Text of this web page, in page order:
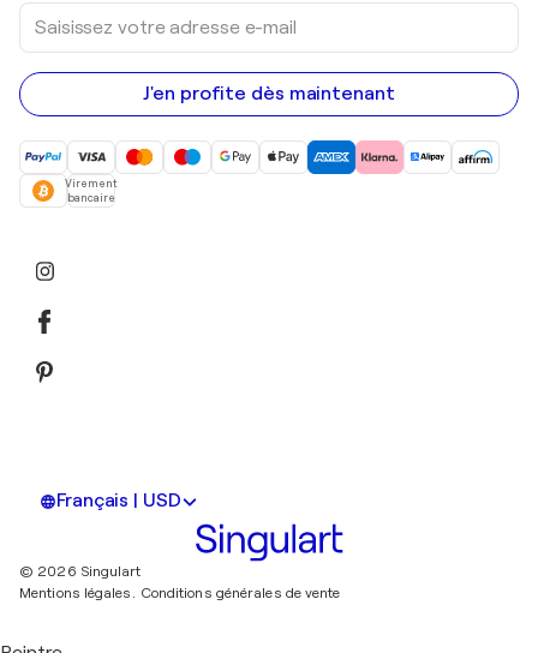
Saisissez
votre
adresse
e-
mail
J'en profite dès maintenant
Virement
bancaire
Français | USD
© 2026 Singulart
Mentions légales. Conditions générales de vente